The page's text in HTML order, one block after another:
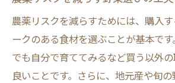
農薬リスクを減らすためには、購入
ークのある食材を選ぶことが基本で
でも自分で育ててみるなど買う以外
良いことです。さらに、地元産や旬